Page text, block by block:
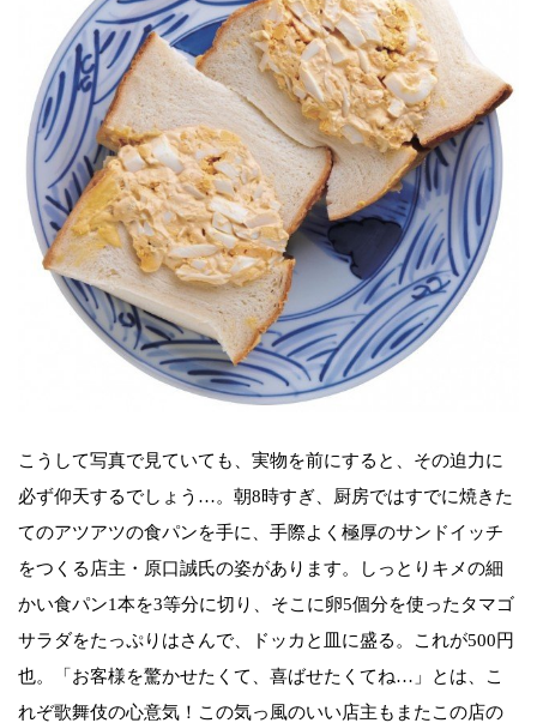
こうして写真で見ていても、実物を前にすると、その迫力に
必ず仰天するでしょう…。朝8時すぎ、厨房ではすでに焼きた
てのアツアツの食パンを手に、手際よく極厚のサンドイッチ
をつくる店主・原口誠氏の姿があります。しっとりキメの細
かい食パン1本を3等分に切り、そこに卵5個分を使ったタマゴ
サラダをたっぷりはさんで、ドッカと皿に盛る。これが500円
也。「お客様を驚かせたくて、喜ばせたくてね…」とは、こ
れぞ歌舞伎の心意気！この気っ風のいい店主もまたこの店の